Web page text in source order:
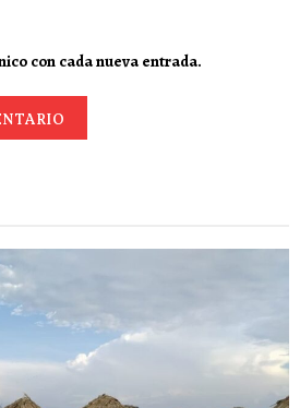
con cada nueva entrada.